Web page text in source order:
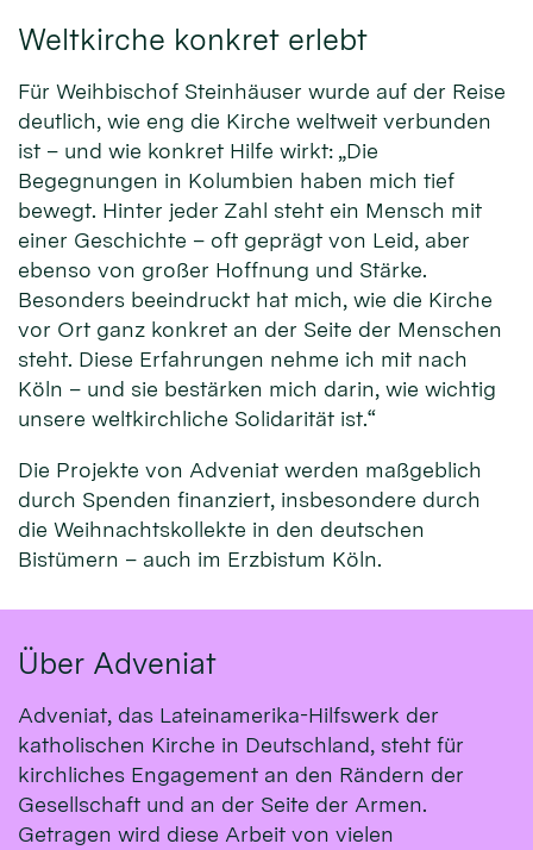
Weltkirche konkret erlebt
Für Weihbischof Steinhäuser wurde auf der Reise
deutlich, wie eng die Kirche weltweit verbunden
ist – und wie konkret Hilfe wirkt: „Die
Begegnungen in Kolumbien haben mich tief
bewegt. Hinter jeder Zahl steht ein Mensch mit
einer Geschichte – oft geprägt von Leid, aber
ebenso von großer Hoffnung und Stärke.
Besonders beeindruckt hat mich, wie die Kirche
vor Ort ganz konkret an der Seite der Menschen
steht. Diese Erfahrungen nehme ich mit nach
Köln – und sie bestärken mich darin, wie wichtig
unsere weltkirchliche Solidarität ist.“
Die Projekte von Adveniat werden maßgeblich
durch Spenden finanziert, insbesondere durch
die Weihnachtskollekte in den deutschen
Bistümern – auch im Erzbistum Köln.
Über Adveniat
Adveniat, das Lateinamerika-Hilfswerk der
katholischen Kirche in Deutschland, steht für
kirchliches Engagement an den Rändern der
Gesellschaft und an der Seite der Armen.
Getragen wird diese Arbeit von vielen